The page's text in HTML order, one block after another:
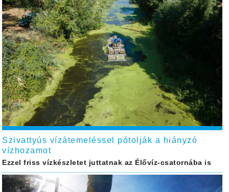
Szivattyús vízátemeléssel pótolják a hiányzó
vízhozamot
Ezzel friss vízkészletet juttatnak az Élővíz-csatornába is